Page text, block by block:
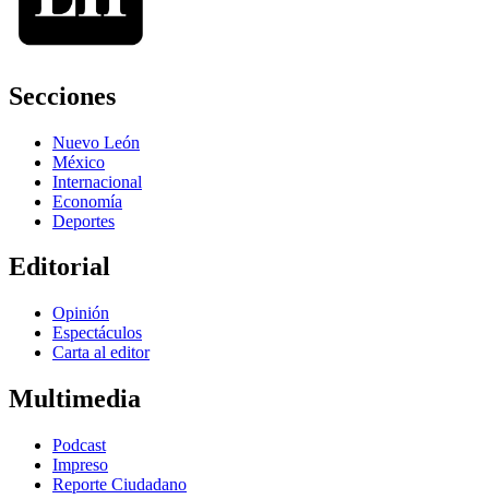
Secciones
Nuevo León
México
Internacional
Economía
Deportes
Editorial
Opinión
Espectáculos
Carta al editor
Multimedia
Podcast
Impreso
Reporte Ciudadano